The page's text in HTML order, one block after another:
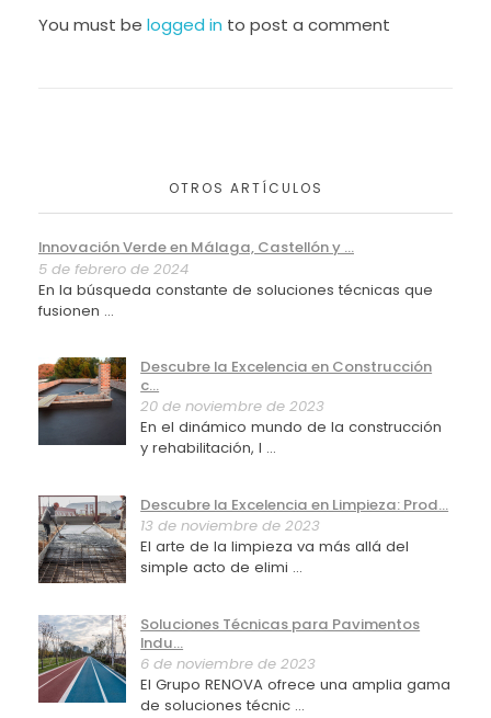
You must be logged in to post a comment
OTROS ARTÍCULOS
Innovación Verde en Málaga, Castellón y ...
5 de febrero de 2024
En la búsqueda constante de soluciones técnicas que
fusionen ...
Descubre la Excelencia en Construcción
c...
20 de noviembre de 2023
En el dinámico mundo de la construcción
y rehabilitación, l ...
Descubre la Excelencia en Limpieza: Prod...
13 de noviembre de 2023
El arte de la limpieza va más allá del
simple acto de elimi ...
Soluciones Técnicas para Pavimentos
Indu...
6 de noviembre de 2023
El Grupo RENOVA ofrece una amplia gama
de soluciones técnic ...